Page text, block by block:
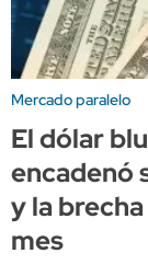
Mercado paralelo
El dólar
encadenó
y la
mes